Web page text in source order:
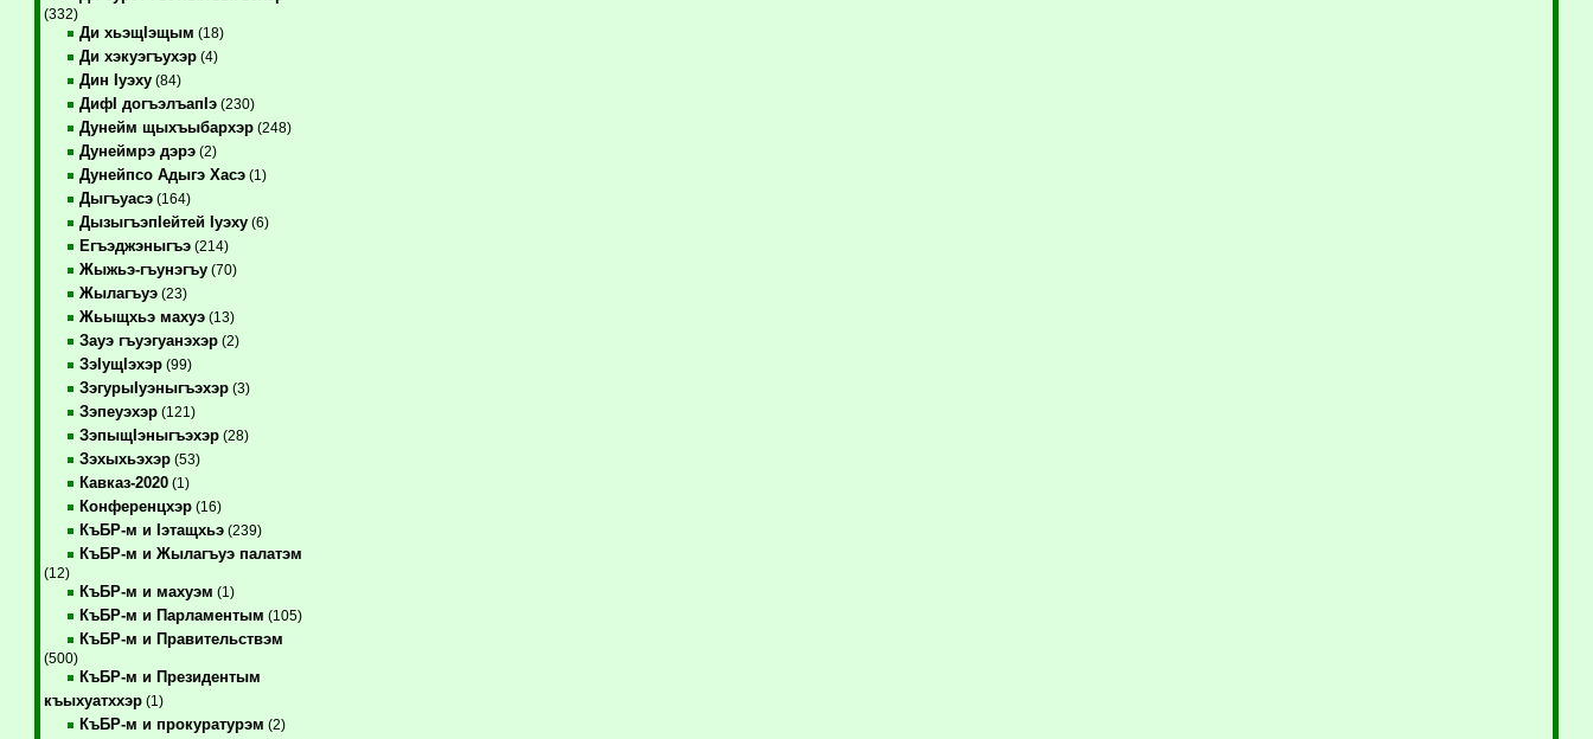
(332)
Ди хьэщIэщым (18)
Ди хэкуэгъухэр(4)
Дин Iуэху(84)
ДифI догъэлъапIэ(230)
Дунейм щыхъыбархэр(248)
Дунеймрэ дэрэ(2)
Дунейпсо Адыгэ Хасэ(1)
Дыгъуасэ(164)
ДызыгъэпIейтей Iуэху(6)
Егъэджэныгъэ(214)
Жыжьэ-гъунэгъу(70)
Жылагъуэ(23)
Жьыщхьэ махуэ(13)
Зауэ гъуэгуанэхэр(2)
ЗэIущIэхэр(99)
ЗэгурыIуэныгъэхэр(3)
Зэпеуэхэр(121)
ЗэпыщIэныгъэхэр(28)
Зэхыхьэхэр(53)
Кавказ-2020(1)
Конференцхэр(16)
КъБР-м и Iэтащхьэ(239)
КъБР-м и Жылагъуэ палатэм
(12)
КъБР-м и махуэм (1)
КъБР-м и Парламентым (105)
КъБР-м и Правительствэм
(500)
КъБР-м и Президентым
къыхуатххэр(1)
КъБР-м и прокуратурэм (2)